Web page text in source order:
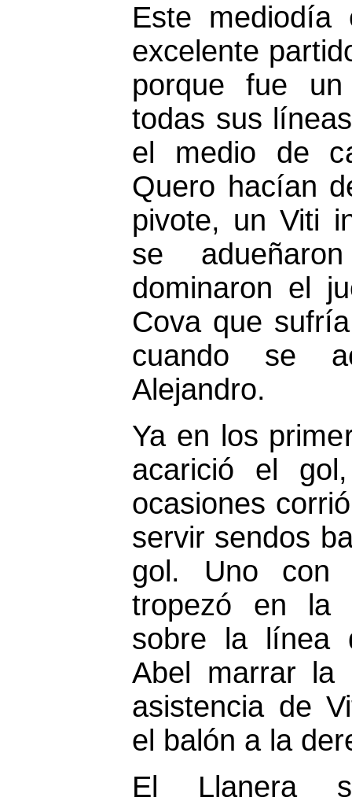
Este mediodía
excelente
porque fue
todas sus
el medio de
Quero hacían
pivote, un Viti
se
dominaron el
Cova que
cuando se
Alejandro.
Ya en los
acarició el
ocasiones
servir sendos
gol. Uno
tropezó en la
sobre la línea
Abel marrar la
asistencia de
el balón a la
El Llanera